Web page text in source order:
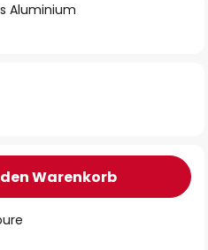
Aluminium
Warenkorb